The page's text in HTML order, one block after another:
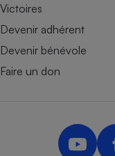
Victoires
Devenir adhérent
Devenir bénévole
Faire un don